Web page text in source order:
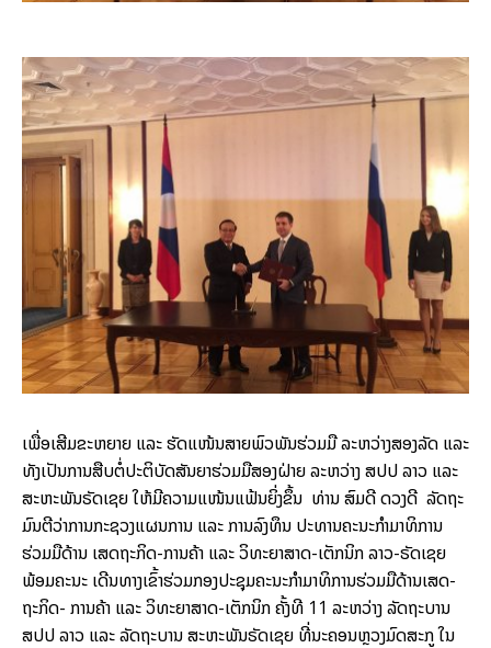
ເພື່ອ​ເສີມ​ຂະ­ຫຍາຍ ແລະ ຮັດ​ແໜ້ນ​ສາຍ​ພົວ­ພັນ​ຮ່ວມ​ມື ລະ­ຫວ່າງສອງ​ລັດ ແລະ
ທັງເປັນ​ການ​ສືບ­ຕໍ່​ປະ­ຕິ­ບັດສັນ­ຍາຮ່ວມ​ມື​ສອງ​ຝ່າຍ ລະ­ຫວ່າງ ສປປ ລາວ ແລະ
ສະ­ຫະ­ພັນຣັດເຊຍ ໃຫ້​ມີ​ຄວາມ​ແໜ້ນ​ແຟ້ນ​ຍິ່ງຂຶ້ນ ທ່ານ ສົມ​ດີ ດວງ​ດີ ລັດ​ຖະ
ມົນ­ຕີ​ວ່າ­ການກະ­ຊວງ​ແຜນ­ການ ແລະ ການ​ລົງ­ທຶນ ປະ­ທານ​ຄະນະ​ກຳ­ມາ​ທິ​ການ​
ຮ່ວມ​ມື​ດ້ານ ເສດ­ຖະ­ກິດ-ການ​ຄ້າ ແລະ ວິ​ທະຍາ​ສາດ-ເຕັກ­ນິກ ລາວ-ຣັດ​ເຊຍ
ພ້ອມ​ຄະ­ນະ ​ເດີນ­ທາງ​ເຂົ້າ​ຮ່ວມກອງ​ປະ­ຊຸມຄະ­ນະ​ກຳ­ມາ​ທິ​ການຮ່ວມ​ມື​ດ້ານ​ເສດ­
ຖະ­ກິດ- ການ​ຄ້າ ແລະ ວິ­ທະ­ຍາ­ສາດ-ເຕັກ­ນິກ ຄັ້ງທີ 11 ລະ­ຫວ່າງ ລັດ­ຖະ­ບານ
ສປປ ລາວ ແລະ ລັດ­ຖະ­ບານ ສະຫະ​ພັນຣັດ​ເຊຍ ທີ່​ນະ­ຄອນ­ຫຼວງມົດ​ສະ​ກູ ໃນ​